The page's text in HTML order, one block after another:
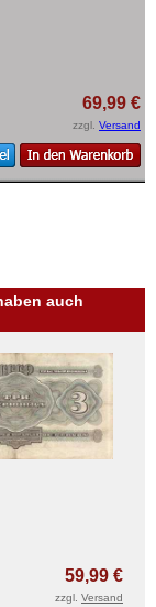
69,99 €
zzgl. Versand
auch
59,99 €
zzgl. Versand